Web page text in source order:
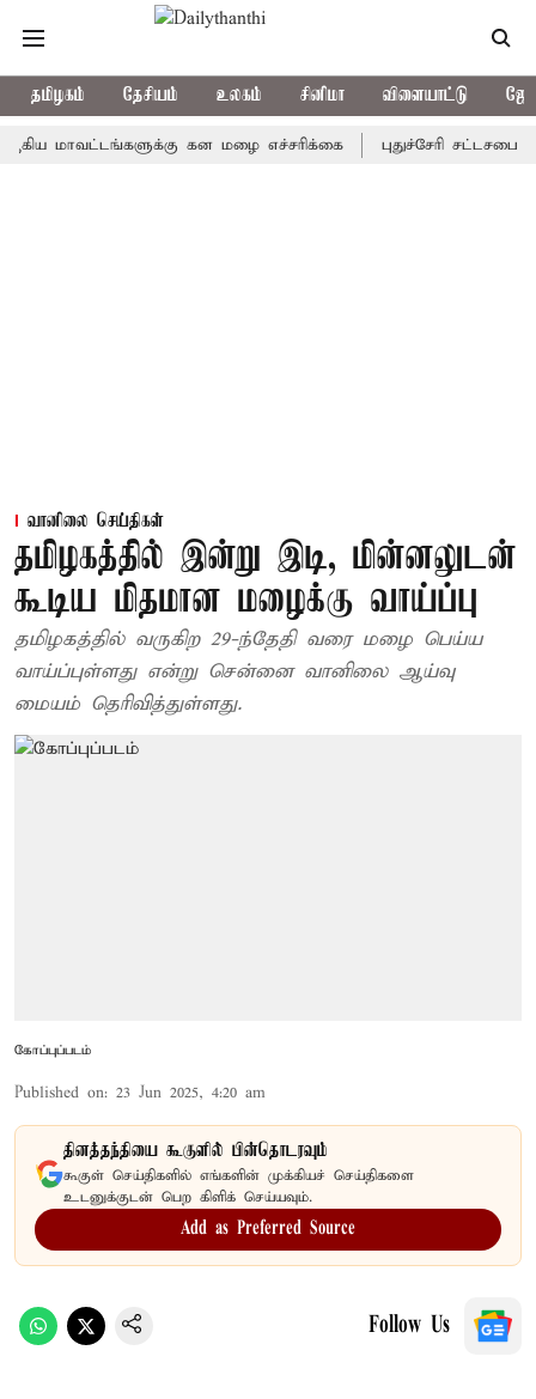
தமிழகம் தேசியம் உலகம் சினிமா விளையாட்டு
கன மழை எச்சரிக்கை புதுச்சேரி சட்டசபையில்
வானிலை செய்திகள்
தமிழகத்தில் இன்று இடி, மின்னலுடன்
கூடிய மிதமான மழைக்கு வாய்ப்பு
தமிழகத்தில் வருகிற 29-ந்தேதி வரை மழை பெய்ய
வாய்ப்புள்ளது என்று சென்னை வானிலை ஆய்வு
மையம் தெரிவித்துள்ளது.
கோப்புப்படம்
Published on: 23 Jun 2025, 4:20 am
தினத்தந்தியை கூகுளில் பின்தொடரவும்
கூகுள் செய்திகளில் எங்களின் முக்கியச் செய்திகளை
உடனுக்குடன் பெற கிளிக் செய்யவும்.
Add as Preferred Source
Follow Us